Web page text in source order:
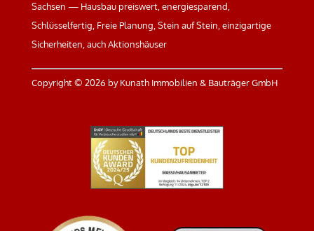
Sachsen — Hausbau preiswert, energiesparend,
Schlüsselfertig, Freie Planung, Stein auf Stein, einzigartige
Sicherheiten, auch Aktionshäuser
Copyright © 2026 by Kunath Immobilien & Bauträger GmbH